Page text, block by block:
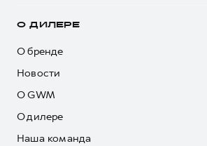
О ДИЛЕРЕ
О бренде
Новости
О GWM
О дилере
Наша команда